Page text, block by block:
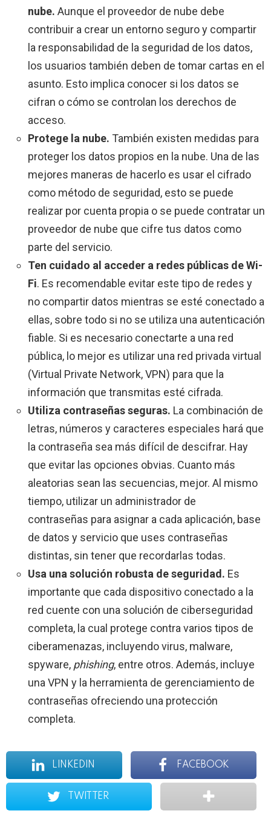
nube. Aunque el proveedor de nube debe
contribuir a crear un entorno seguro y compartir
la responsabilidad de la seguridad de los datos,
los usuarios también deben de tomar cartas en el
asunto. Esto implica conocer si los datos se
cifran o cómo se controlan los derechos de
acceso.
Protege la nube. También existen medidas para
proteger los datos propios en la nube. Una de las
mejores maneras de hacerlo es usar el cifrado
como método de seguridad, esto se puede
realizar por cuenta propia o se puede contratar un
proveedor de nube que cifre tus datos como
parte del servicio.
Ten cuidado al acceder a redes públicas de Wi-
Fi. Es recomendable evitar este tipo de redes y
no compartir datos mientras se esté conectado a
ellas, sobre todo si no se utiliza una autenticación
fiable. Si es necesario conectarte a una red
pública, lo mejor es utilizar una red privada virtual
(Virtual Private Network, VPN) para que la
información que transmitas esté cifrada.
Utiliza contraseñas seguras. La combinación de
letras, números y caracteres especiales hará que
la contraseña sea más difícil de descifrar. Hay
que evitar las opciones obvias. Cuanto más
aleatorias sean las secuencias, mejor. Al mismo
tiempo, utilizar un administrador de
contraseñas para asignar a cada aplicación, base
de datos y servicio que uses contraseñas
distintas, sin tener que recordarlas todas.
Usa una solución robusta de seguridad. Es
importante que cada dispositivo conectado a la
red cuente con una solución de ciberseguridad
completa, la cual protege contra varios tipos de
ciberamenazas, incluyendo virus, malware,
spyware, phishing, entre otros. Además, incluye
una VPN y la herramienta de gerenciamiento de
contraseñas ofreciendo una protección
completa.
LINKEDIN FACEBOOK
TWITTER